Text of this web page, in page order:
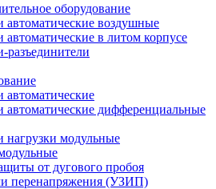
оборудование
автоматические воздушные
в литом корпусе
разъединители
автоматические дифференциальные
нагрузки модульные
от дугового пробоя
перенапряжения (УЗИП)